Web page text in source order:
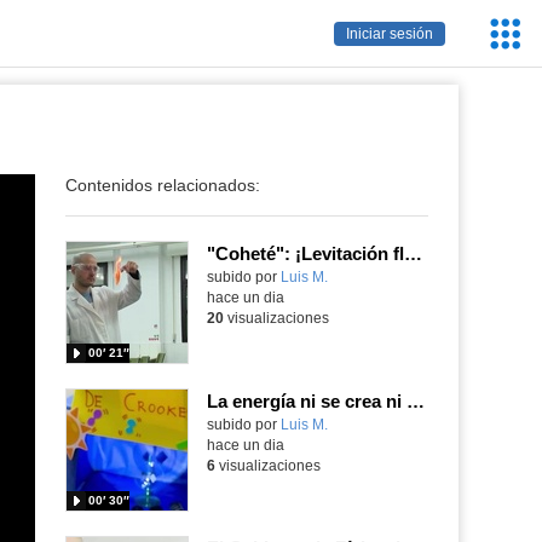
Iniciar sesión
Contenidos relacionados:
"Coheté": ¡Levitación flamígera!
Contenido educativo.
subido por Luis M.
00′ 21″
hace un dia
20visualizaciones
La energía ni se crea ni se destruye... ¡se experimenta! El Tierno en la Feria Madrid es Ciencia 2026
Contenido educativo.
subido por Luis M.
00′ 30″
hace un dia
6visualizaciones